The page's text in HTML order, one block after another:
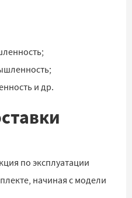
и др.
по эксплуатации
начиная с модели